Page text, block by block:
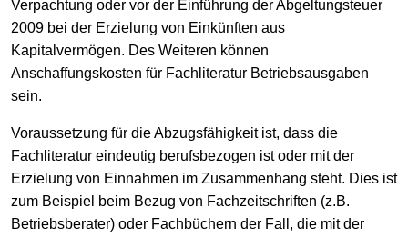
Verpachtung oder vor der Einführung der Abgeltungsteuer
2009 bei der Erzielung von Einkünften aus
Kapitalvermögen. Des Weiteren können
Anschaffungskosten für Fachliteratur Betriebsausgaben
sein.
Voraussetzung für die Abzugsfähigkeit ist, dass die
Fachliteratur eindeutig berufsbezogen ist oder mit der
Erzielung von Einnahmen im Zusammenhang steht. Dies ist
zum Beispiel beim Bezug von Fachzeitschriften (z.B.
Betriebsberater) oder Fachbüchern der Fall, die mit der